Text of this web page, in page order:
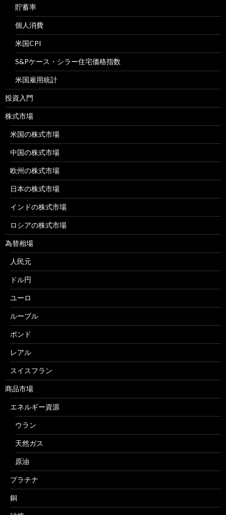
貯蓄率
個人消費
米国CPI
S&Pケース・シラー住宅価格指数
米国雇用統計
投資入門
株式市場
米国の株式市場
中国の株式市場
欧州の株式市場
日本の株式市場
インドの株式市場
ロシアの株式市場
為替相場
人民元
ドル円
ユーロ
ルーブル
ポンド
レアル
スイスフラン
商品市場
エネルギー資源
ウラン
天然ガス
原油
プラチナ
銅